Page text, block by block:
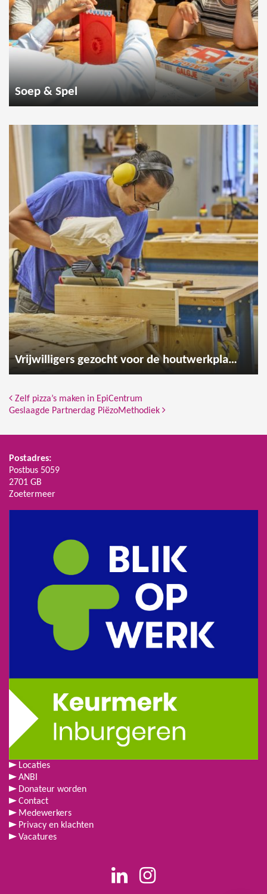
Soep & Spel
Vrijwilligers gezocht voor de houtwerkplaats
Bericht Navigatie
Zelf pizza’s maken in EpiCentrum
Geslaagde Partnerdag PiëzoMethodiek
Postadres:
Postbus 5059
2701 GB
Zoetermeer
Locaties
ANBI
Donateur worden
Contact
Medewerkers
Privacy en klachten
Vacatures